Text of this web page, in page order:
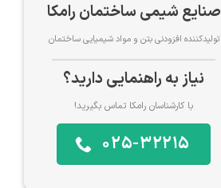
صنایع شیمی ساختمان رامکا
تولیدکننده افزودنی بتن و مواد شیمیایی ساختمان
نیاز به راهنمایی دارید؟
با کارشناسان رامکا تماس بگیرید!
025-32215